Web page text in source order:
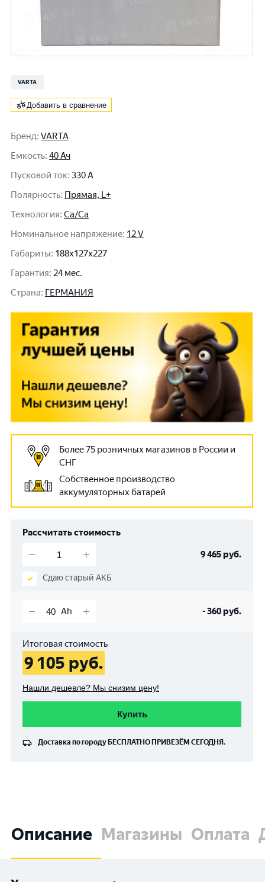
VARTA
Добавить в сравнение
Бренд: VARTA
Емкость: 40 Ач
Пусковой ток: 330 A
Полярность: Прямая, L+
Технология: Ca/Ca
Номинальное напряжение: 12 V
Габариты: 188x127x227
Гарантия: 24 мес.
Cтрана: ГЕРМАНИЯ
Более 75 розничных магазинов в России и
СНГ
Собственное производство
аккумуляторных батарей
Рассчитать стоимость
9 465руб.
Сдаю старый АКБ
-360руб.
Итоговая стоимость
9 105 руб.
Нашли дешевле? Мы снизим цену!
Купить
Доставка по городу БЕСПЛАТНО ПРИВЕЗЁМ СЕГОДНЯ.
Описание Магазины Оплата